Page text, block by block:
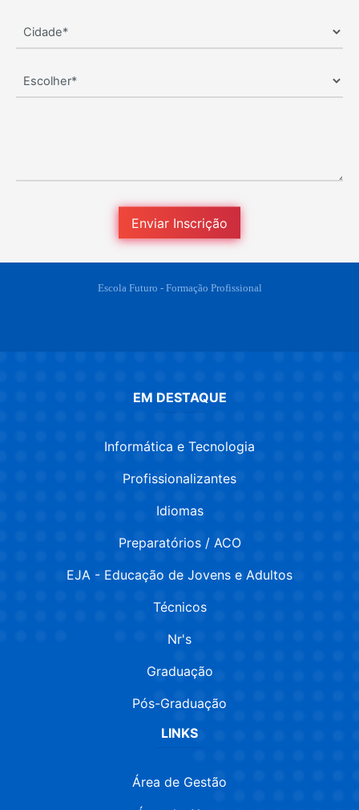
Escola Futuro - Formação Profissional
EM DESTAQUE
Informática e Tecnologia
Profissionalizantes
Idiomas
Preparatórios / ACO
EJA - Educação de Jovens e Adultos
Técnicos
Nr's
Graduação
Pós-Graduação
LINKS
Área de Gestão